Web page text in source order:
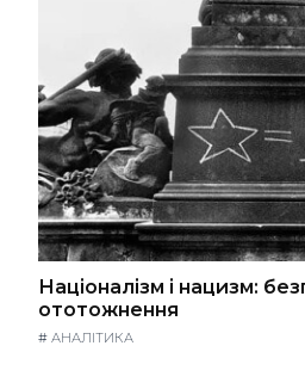
Націоналізм і нацизм:
ототожнення
# АНАЛІТИКА